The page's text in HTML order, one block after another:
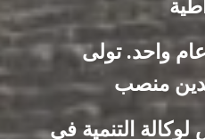
واحد. تولى
منصب
التنمية في